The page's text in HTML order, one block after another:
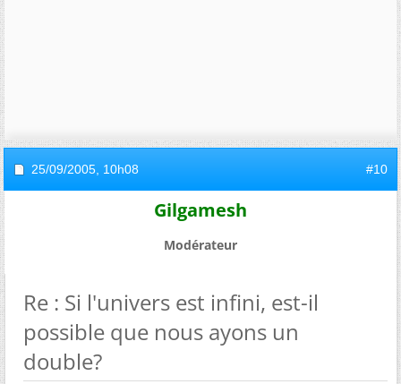
25/09/2005, 10h08 #10
Gilgamesh
Modérateur
Re : Si l'univers est infini, est-il
possible que nous ayons un
double?